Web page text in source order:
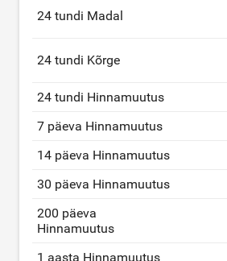
24 tundi Madal
24 tundi Kõrge
24 tundi Hinnamuutus
7 päeva Hinnamuutus
14 päeva Hinnamuutus
30 päeva Hinnamuutus
200 päeva
Hinnamuutus
1 aasta Hinnamuutus